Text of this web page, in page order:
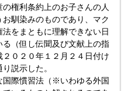
権利条約上のお子さんの人
馴染みのものであり、マク
をまともに理解できない日
（但し伝聞及び文献上の指
０２０年１２月２４日付け
説示した。
国際慣習法（※いわゆる外国